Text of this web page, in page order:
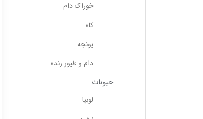
خوراک دام
کاه
یونجه
دام و طیور زنده
حبوبات
لوبیا